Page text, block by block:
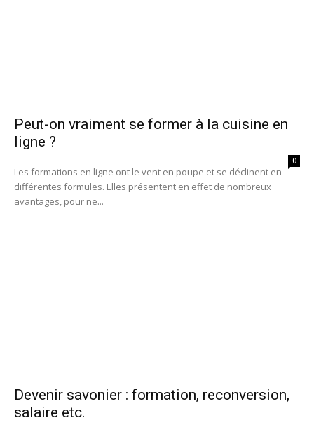
Peut-on vraiment se former à la cuisine en
ligne ?
0
Les formations en ligne ont le vent en poupe et se déclinent en
différentes formules. Elles présentent en effet de nombreux
avantages, pour ne...
Devenir savonier : formation, reconversion,
salaire etc.